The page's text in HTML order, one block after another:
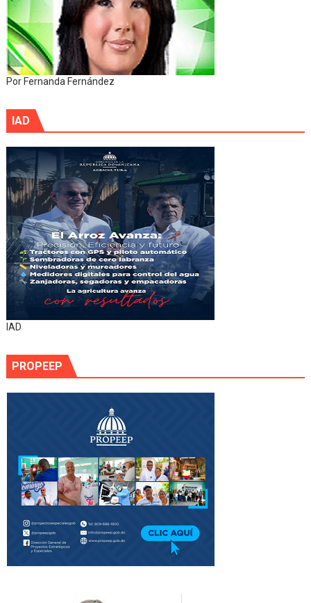
Por Fernanda Fernández
IAD
IAD
PROPEEP